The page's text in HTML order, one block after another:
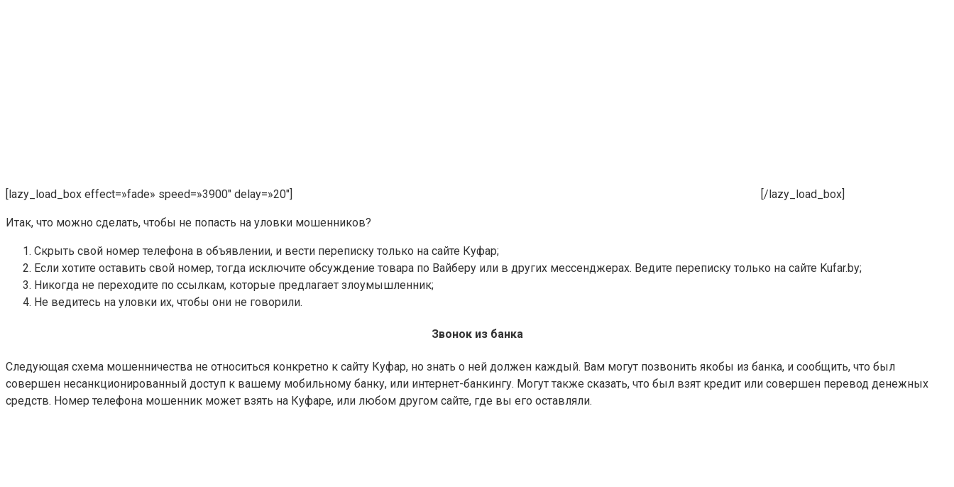
[lazy_load_box effect=»fade» speed=»3900″ delay=»20″] [/lazy_load_box]
Итак, что можно сделать, чтобы не попасть на уловки мошенников?
Скрыть свой номер телефона в объявлении, и вести переписку только на сайте Куфар;
Если хотите оставить свой номер, тогда исключите обсуждение товара по Вайберу или в других мессенджерах. Ведите переписку только на сайте Kufar.by;
Никогда не переходите по ссылкам, которые предлагает злоумышленник;
Не ведитесь на уловки их, чтобы они не говорили.
Звонок из банка
Следующая схема мошенничества не относиться конкретно к сайту Куфар, но знать о ней должен каждый. Вам могут позвонить якобы из банка, и сообщить, что был
совершен несанкционированный доступ к вашему мобильному банку, или интернет-банкингу. Могут также сказать, что был взят кредит или совершен перевод денежных
средств. Номер телефона мошенник может взять на Куфаре, или любом другом сайте, где вы его оставляли.